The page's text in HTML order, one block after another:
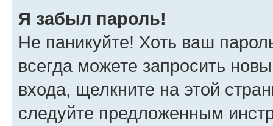
Я забыл пароль!
Не паникуйте! Хоть ваш
всегда можете запросить
входа, щелкните на этой
следуйте предложенным